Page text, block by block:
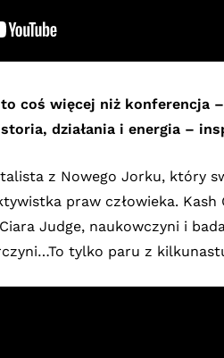
coś więcej niż konferencja
działania i energia –
z Nowego Jorku, który
praw człowieka.
Judge, naukowczyni i
tylko paru z